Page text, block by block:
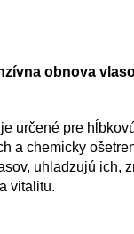
obnova
určené pre
a chemicky
uhladzujú ich,
vitalitu.